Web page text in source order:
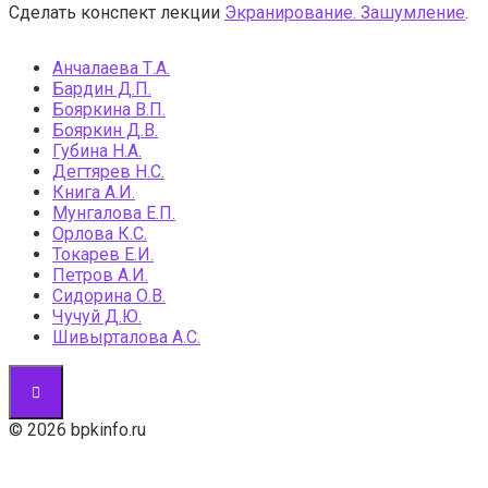
Сделать конспект лекции Экранирование. Зашумление.
Анчалаева Т.А.
Бардин Д.П.
Бояркина В.П.
Бояркин Д.В.
Губина Н.А.
Дегтярев Н.С.
Книга А.И.
Мунгалова Е.П.
Орлова К.С.
Токарев Е.И.
Петров А.И.
Сидорина О.В.
Чучуй Д.Ю.
Шивырталова А.С.
© 2026 bpkinfo.ru